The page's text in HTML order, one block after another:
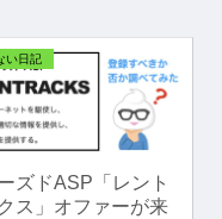
い日記
ズドASP「レント
ス」オファーが来